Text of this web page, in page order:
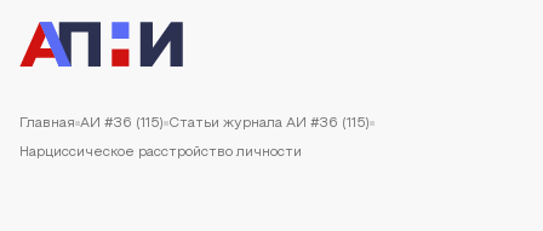
Главная АИ #36 (115) Статьи журнала АИ #36 (115)
Нарциссическое расстройство личности